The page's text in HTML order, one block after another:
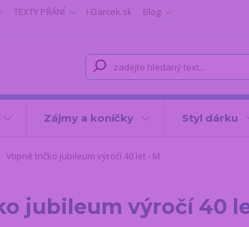
TEXTY PŘÁNÍ i-Darcek.sk
Blog
Zájmy a koníčky Styl dárku
Vtipné tričko jubileum výročí 40 let - M
jubileum výročí 40